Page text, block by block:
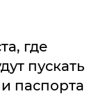
где
пускать
паспорта